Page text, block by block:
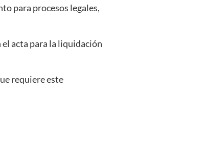
para procesos legales,
acta para la liquidación
requiere este